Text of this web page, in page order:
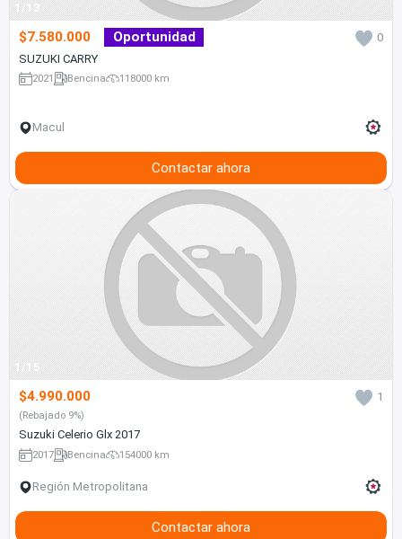
1/13
$7.580.000 Oportunidad
0
SUZUKI CARRY
2021 Bencina 118000 km
Macul
Contactar ahora
1/15
$4.990.000 1
(Rebajado 9%)
Suzuki Celerio Glx 2017
2017 Bencina 154000 km
Región Metropolitana
Contactar ahora